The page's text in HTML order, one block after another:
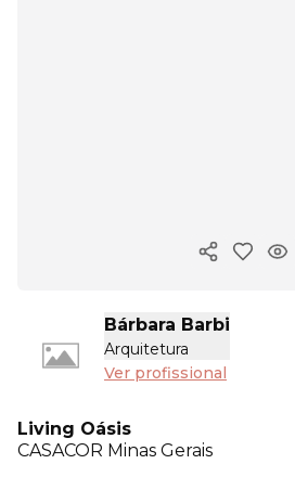
Copiar link
Bárbara Barbi
Arquitetura
Ver profissional
Living Oásis
CASACOR Minas Gerais